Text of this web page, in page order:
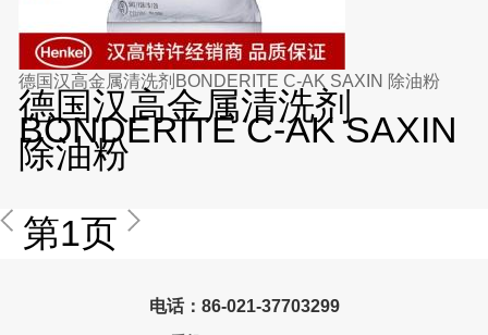
德国汉高金属清洗剂BONDERITE C-AK SAXIN 除油粉
德国汉高金属清洗剂
BONDERITE C-AK SAXIN
除油粉
第1页
电话：86-021-37703299